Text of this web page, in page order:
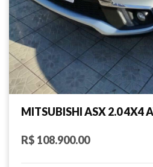
MITSUBISHI ASX 2.0 4X4
R$ 108.900.00